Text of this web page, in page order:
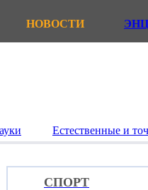
НОВОСТИ
Естественные и
СПОРТ